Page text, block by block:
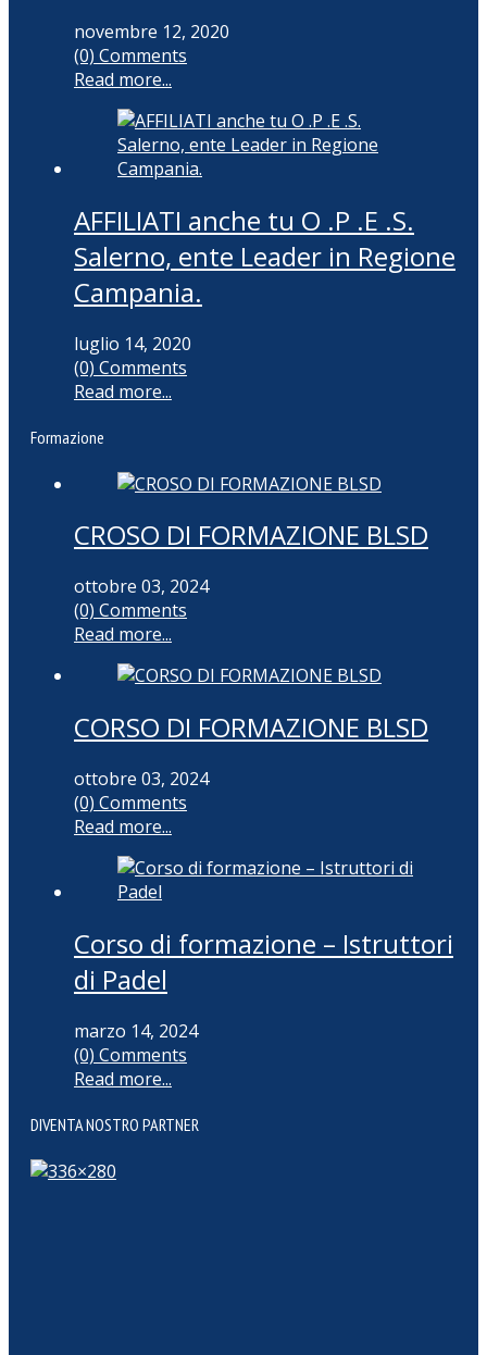
novembre 12, 2020
(0) Comments
Read more...
AFFILIATI anche tu O .P .E .S.
Salerno, ente Leader in Regione
Campania.
luglio 14, 2020
(0) Comments
Read more...
Formazione
CROSO DI FORMAZIONE BLSD
ottobre 03, 2024
(0) Comments
Read more...
CORSO DI FORMAZIONE BLSD
ottobre 03, 2024
(0) Comments
Read more...
Corso di formazione – Istruttori
di Padel
marzo 14, 2024
(0) Comments
Read more...
DIVENTA NOSTRO PARTNER